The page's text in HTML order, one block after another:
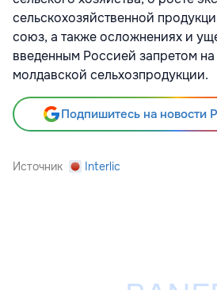
сельскохозяйственной
союз, а также осложнениях и
введенным Россией запретом на
молдавской сельхозпродукции.
Подпишитесь на новости
Источник Interlic